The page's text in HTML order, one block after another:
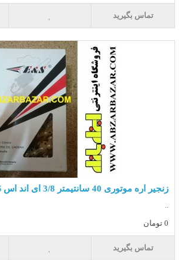
تماس بگیرید
زنجیر اره موتوری 40 سانتیمتر 3/8 ای اند اس E&S
..
0 تومان
تماس بگیرید